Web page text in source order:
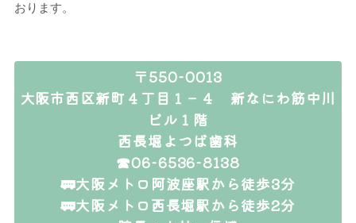
おります。
〒550-0013
大阪市西区新町４丁目１－４ 新なにわ筋中川
ビル１階
西長堀よつば歯科
☎06-6536-8138
🚃大阪メトロ阿波座駅から徒歩3分
🚃大阪メトロ西長堀駅から徒歩2分